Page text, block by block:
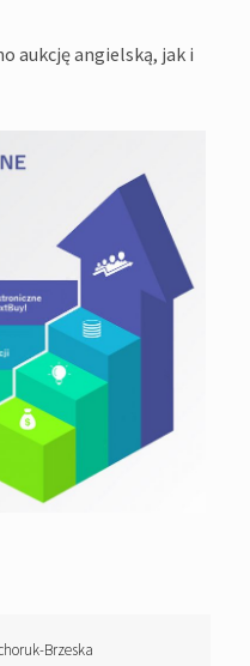
aukcję angielską, jak i
Brzeska